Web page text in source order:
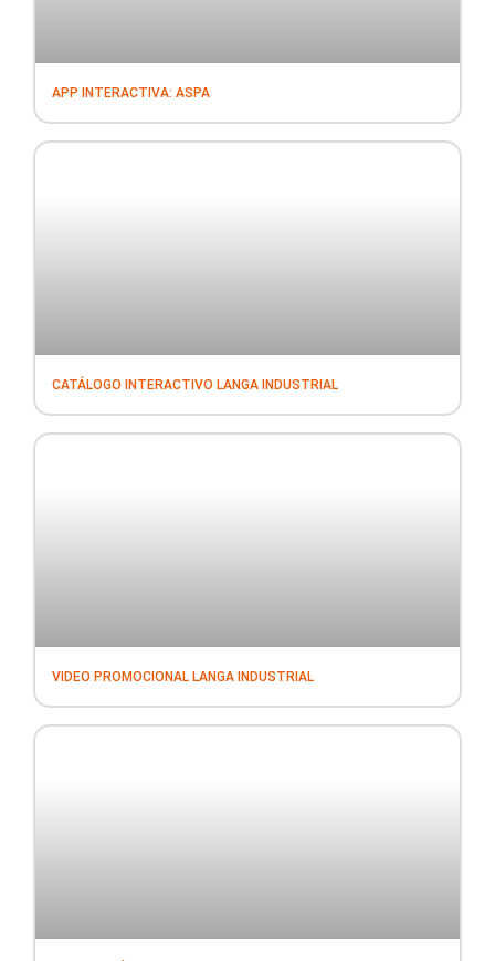
APP INTERACTIVA: ASPA
CATÁLOGO INTERACTIVO LANGA INDUSTRIAL
VIDEO PROMOCIONAL LANGA INDUSTRIAL